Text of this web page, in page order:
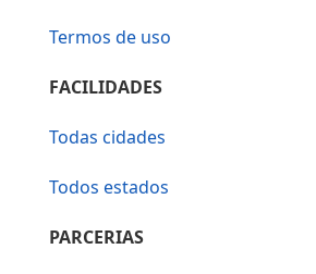
Termos de uso
FACILIDADES
Todas cidades
Todos estados
PARCERIAS